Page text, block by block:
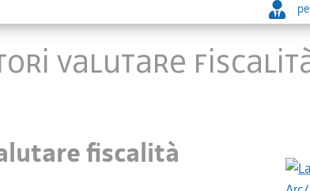
valutare
fiscalità